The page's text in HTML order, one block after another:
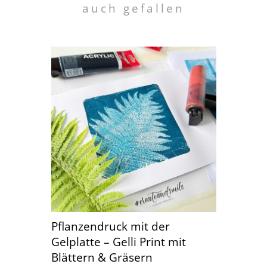
auch gefallen
Pflanzendruck mit der
Gelplatte – Gelli Print mit
Blättern & Gräsern